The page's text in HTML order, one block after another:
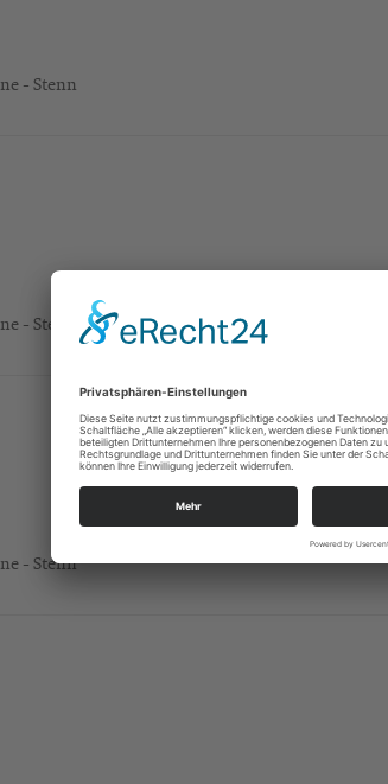
- Stenn
- Stenn
- Stenn